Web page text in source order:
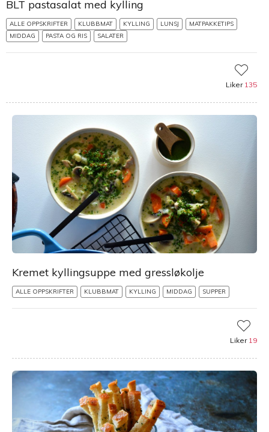
BLT pastasalat med kylling
ALLE OPPSKRIFTER KLUBBMAT KYLLING LUNSJ
MATPAKKETIPS
MIDDAG
PASTA OG RIS SALATER
Liker 135
Kremet kyllingsuppe med gressløkolje
ALLE OPPSKRIFTER KLUBBMAT KYLLING MIDDAG SUPPER
Liker 19